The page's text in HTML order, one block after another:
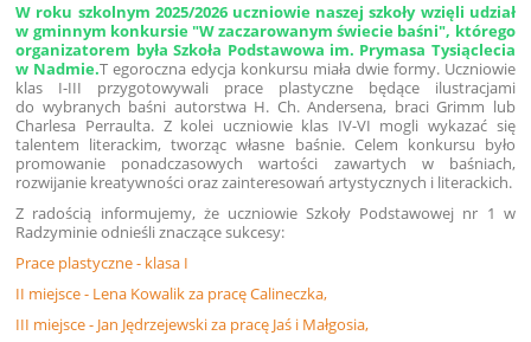
W roku szkolnym 2025/2026 uczniowie naszej szkoły wzięli udział
w gminnym konkursie "W zaczarowanym świecie baśni", którego
organizatorem była Szkoła Podstawowa im. Prymasa Tysiąclecia
w Nadmie.T egoroczna edycja konkursu miała dwie formy. Uczniowie
klas I-III przygotowywali prace plastyczne będące ilustracjami
do wybranych baśni autorstwa H. Ch. Andersena, braci Grimm lub
Charlesa Perraulta. Z kolei uczniowie klas IV-VI mogli wykazać się
talentem literackim, tworząc własne baśnie. Celem konkursu było
promowanie ponadczasowych wartości zawartych w baśniach,
rozwijanie kreatywności oraz zainteresowań artystycznych i literackich.
Z radością informujemy, że uczniowie Szkoły Podstawowej nr 1 w
Radzyminie odnieśli znaczące sukcesy:
Prace plastyczne - klasa I
II miejsce - Lena Kowalik za pracę Calineczka,
III miejsce - Jan Jędrzejewski za pracę Jaś i Małgosia,